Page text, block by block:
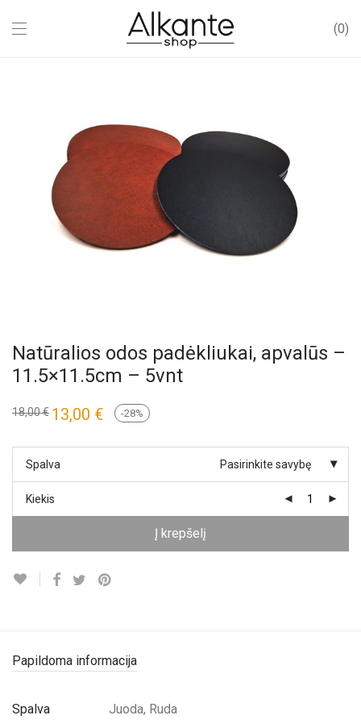
0
Natūralios odos padėkliukai, apvalūs –
11.5×11.5cm – 5vnt
18,00€ 13,00 € -28%
Spalva Pasirinkite savybę
Kiekis
Į krepšelį
Papildoma informacija
Spalva Juoda, Ruda